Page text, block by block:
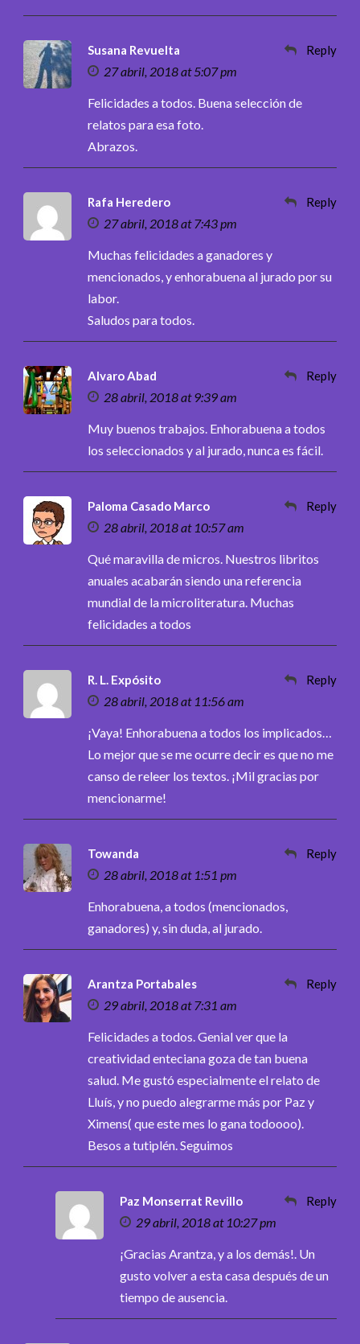
Susana Revuelta
27 abril, 2018 at 5:07 pm
Reply
Felicidades a todos. Buena selección de
relatos para esa foto.
Abrazos.
Rafa Heredero
27 abril, 2018 at 7:43 pm
Reply
Muchas felicidades a ganadores y
mencionados, y enhorabuena al jurado por su
labor.
Saludos para todos.
Alvaro Abad
28 abril, 2018 at 9:39 am
Reply
Muy buenos trabajos. Enhorabuena a todos
los seleccionados y al jurado, nunca es fácil.
Paloma Casado Marco
28 abril, 2018 at 10:57 am
Reply
Qué maravilla de micros. Nuestros libritos
anuales acabarán siendo una referencia
mundial de la microliteratura. Muchas
felicidades a todos
R. L. Expósito
28 abril, 2018 at 11:56 am
Reply
¡Vaya! Enhorabuena a todos los implicados…
Lo mejor que se me ocurre decir es que no me
canso de releer los textos. ¡Mil gracias por
mencionarme!
Towanda
28 abril, 2018 at 1:51 pm
Reply
Enhorabuena, a todos (mencionados,
ganadores) y, sin duda, al jurado.
Arantza Portabales
29 abril, 2018 at 7:31 am
Reply
Felicidades a todos. Genial ver que la
creatividad enteciana goza de tan buena
salud. Me gustó especialmente el relato de
Lluís, y no puedo alegrarme más por Paz y
Ximens( que este mes lo gana todoooo).
Besos a tutiplén. Seguimos
Paz Monserrat Revillo
29 abril, 2018 at 10:27 pm
Reply
¡Gracias Arantza, y a los demás!. Un
gusto volver a esta casa después de un
tiempo de ausencia.